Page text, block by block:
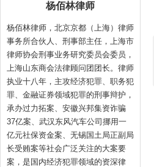
杨佰林律师
杨佰林律师，北京京都（上海）律师
事务所合伙人、刑事部主任，上海市
律师协会刑事业务研究委员会委员，
上海山东商会法律顾问团团长。律师
执业十八年，主攻经济犯罪、职务犯
罪、金融证券领域犯罪的刑事辩护，
承办过力拓案、安徽兴邦集资诈骗
37亿案、武汉东风汽车公司挪用一
亿元社保资金案、无锡国土局正副局
长受贿案等社会广泛关注的大案要
案，是国内经济犯罪领域的资深律